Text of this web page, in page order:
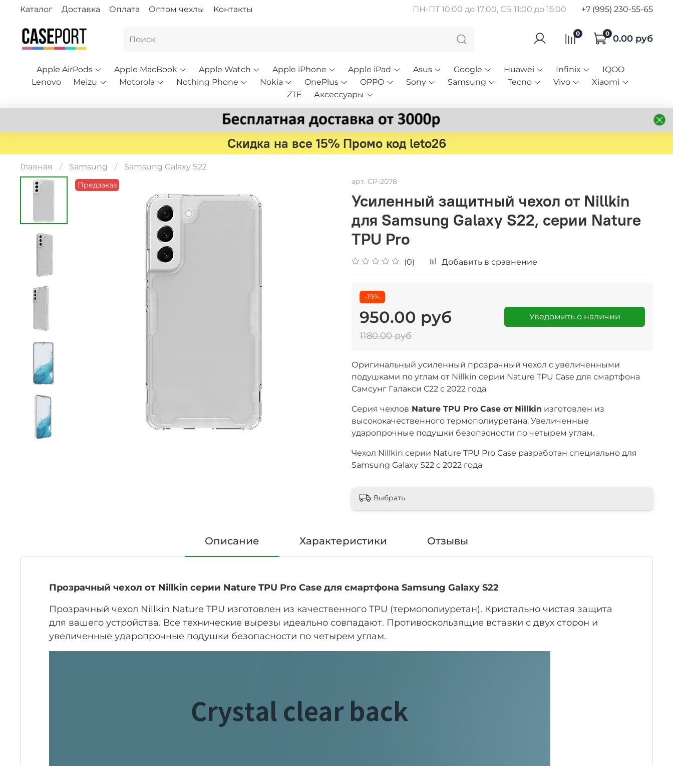
Каталог Доставка Оплата Оптом чехлы Контакты ПН-ПТ 10:00 до 17:00, СБ 11:00 до 15:00 +7 (995) 230-55-65
0 0 0.00 руб
Apple AirPods Apple MacBook Apple Watch Apple iPhone Apple iPad Asus Google Huawei Infinix
IQOO
Lenovo
Meizu Motorola Nothing Phone Nokia OnePlus OPPO Sony Samsung Tecno Vivo
Xiaomi
ZTE
Аксессуары
Скидка на все 15% Промо код leto26
Главная Samsung Samsung Galaxy S22
Предзаказ арт. CP-2078
Усиленный защитный чехол от Nillkin
для Samsung Galaxy S22, серии Nature
TPU Pro
(0) Добавить в сравнение
-19%
950.00 руб
1180.00 руб
Уведомить о наличии
Оригинальный усиленный прозрачный чехол c увеличенными
подушками по углам от Nillkin серии Nature TPU Case для смартфона
Самсунг Галакси С22 с 2022 года
Cерия чехлов Nature TPU Pro Case от Nillkin изготовлен из
высококачественного термополиуретана. Увеличенные
ударопрочные подушки безопасности по четырем углам.
Чехол Nillkin серии Nature TPU Pro Case разработан специально для
Samsung Galaxy S22 с 2022 года
Выбрать
Описание Характеристики Отзывы
Прозрачный чехол от Nillkin серии Nature TPU Pro Case для смартфона Samsung Galaxy S22
Прозрачный чехол Nillkin Nature TPU изготовлен из качественного TPU (термополиуретан). Кристально чистая защита
для вашего устройства. Все технические вырезы идеально совпадают. Противоскользящие вставки с двух сторон и
увеличенные ударопрочные подушки безопасности по четырем углам.